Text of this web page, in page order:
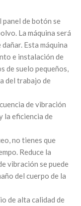
de botón se
La máquina será
Esta máquina
e instalación de
de suelo pequeños,
del trabajo de
de vibración
la eficiencia de
no tienes que
Reduce la
vibración se puede
del cuerpo de la
de alta calidad de